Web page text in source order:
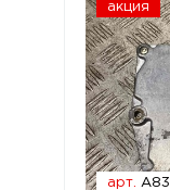
акция
арт.